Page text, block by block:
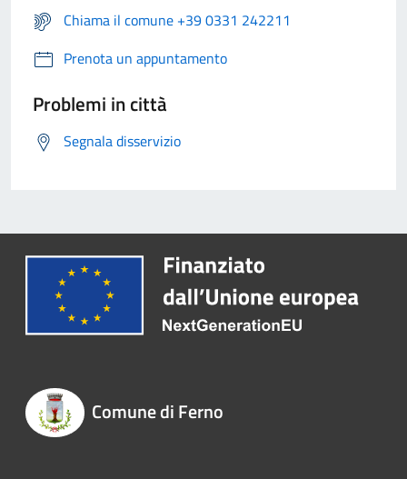
Chiama il comune +39 0331 242211
Prenota un appuntamento
Problemi in città
Segnala disservizio
Comune di Ferno